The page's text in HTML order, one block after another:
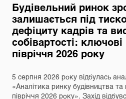
Будівельний ринок
залишається під
дефіциту кадрів та
собівартості: ключові
півріччя 2026 року
5 серпня 2026 року відбулась
«Аналітика ринку будівництва та
півріччя 2026 року». Захід